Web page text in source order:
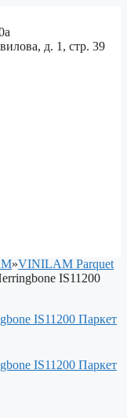
д. 1, стр. 39
»VINILAM Parquet
IS11200